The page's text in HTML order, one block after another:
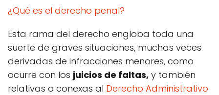
¿Qué es el derecho penal?
Esta rama del derecho engloba toda una
suerte de graves situaciones, muchas veces
derivadas de infracciones menores, como
ocurre con los juicios de faltas, y también
relativas o conexas al Derecho Administrativo